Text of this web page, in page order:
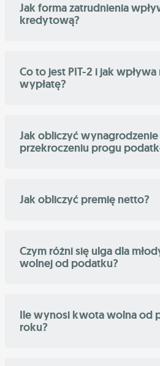
Jak forma zatrudnienia
kredytową?
Co to jest PIT-2 i jak wpływa
wypłatę?
Jak obliczyć
przekroczeniu progu
Jak obliczyć premię netto?
Czym różni się ulga dla
wolnej od podatku?
Ile wynosi kwota wolna od
roku?